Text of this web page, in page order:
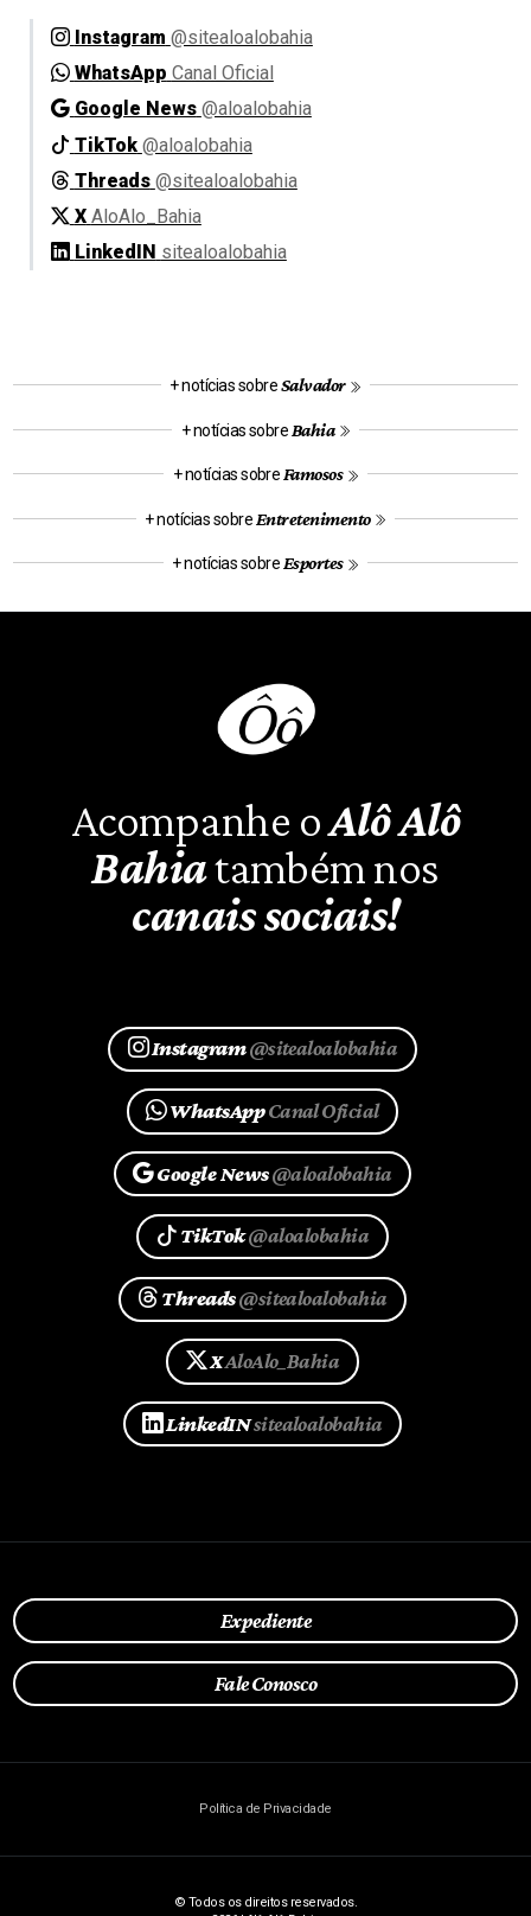
Instagram @sitealoalobahia
WhatsApp Canal Oficial
Google News @aloalobahia
TikTok @aloalobahia
Threads @sitealoalobahia
X AloAlo_Bahia
LinkedIN sitealoalobahia
+ notícias sobre Bahia
+ notícias sobreFamosos
+ notícias sobreEsportes
Acompanhe oAlô Alô
Bahiatambém nos
canais sociais!
Instagram@sitealoalobahia
WhatsAppCanal Oficial
Google News@aloalobahia
XAloAlo_Bahia
LinkedINsitealoalobahia
Expediente